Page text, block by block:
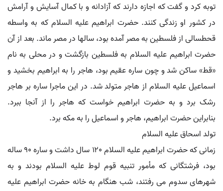
توبه کرد و گفت که اجازه دارند که آزادانه و با کمال آسایش و آرامش
در کشور او زندگی کنند. حضرت ابراهیم علیه السلام که به واسطه
قحطسالی از فلسطین به مصر آمده بود، سالها در مصر ماند. بعد از آن
حضرت ابراهیم علیه السلام به فلسطین بازگشت و در محلی به نام
«قط» ساکن شد و چون ساره عقیم بود، هاجر را به ابراهیم بخشید و
اسماعیل علیه السلام از هاجر متولد شد. در این ماجرا ساره بر هاجر
رشک برد و به حضرت ابراهیم خواست که هاجر را از آنجا ببرد.
بنابراین حضرت ابراهیم، هاجر و اسماعیل را به مکه برد.
تولد اسحاق علیه السلام
زمانی که حضرت ابراهیم علیه السلام ۱۲۰ سال داشت و ساره ۹۰ ساله
بود، فرشتگانی که مأمور تنبیه قوم لوط علیه السلام بودند و به
شهرهای سدوم می رفتند، شب هنگام به خانه حضرت ابراهیم علیه